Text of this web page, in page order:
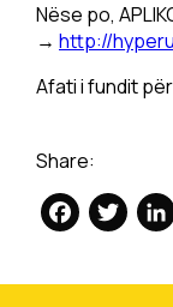
Nëse po,
→ http://
Afati i fundit
Share: